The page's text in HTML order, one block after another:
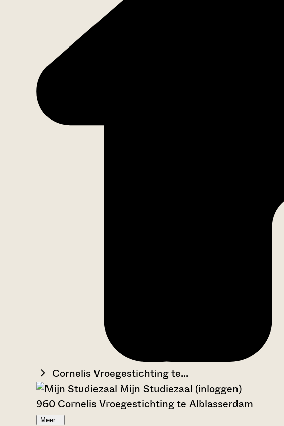
Cornelis Vroegestichting te...
Mijn Studiezaal (inloggen)
960 Cornelis Vroegestichting te Alblasserdam
Meer...